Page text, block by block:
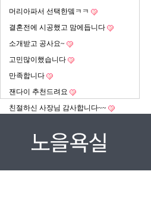
머리아파서 선택한뎈ㅋㅋ
결혼전에 시공했고 맘에듭니다
소개받고 공사요~
고민많이했습니다
만족합니다
잰다이 추천드려요
친절하신 사장님 감사합니다~~